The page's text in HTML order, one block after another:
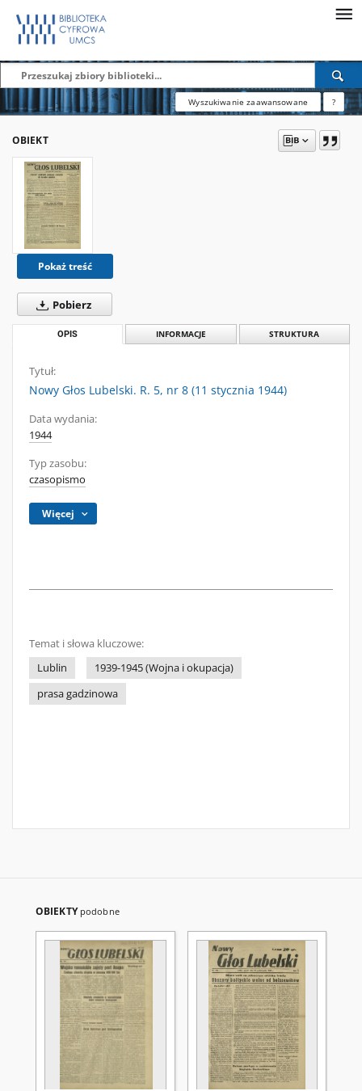
Wyszukiwanie zaawansowane ?
OBIEKT
Pokaż treść
Pobierz
OPIS INFORMACJE STRUKTURA
Tytuł:
Nowy Głos Lubelski. R. 5, nr 8 (11 stycznia 1944)
Data wydania:
1944
Typ zasobu:
czasopismo
Więcej
Temat i słowa kluczowe:
Lublin
1939-1945 (Wojna i okupacja)
prasa gadzinowa
OBIEKTY podobne